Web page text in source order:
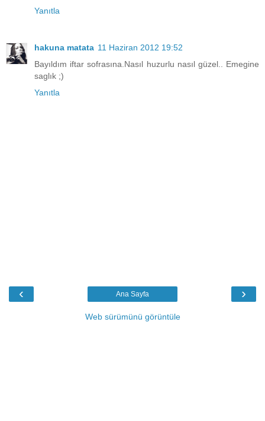
Yanıtla
hakuna matata 11 Haziran 2012 19:52
Bayıldım iftar sofrasına.Nasıl huzurlu nasıl güzel.. Emegine
saglık ;)
Yanıtla
‹ ›
Ana Sayfa
Web sürümünü görüntüle